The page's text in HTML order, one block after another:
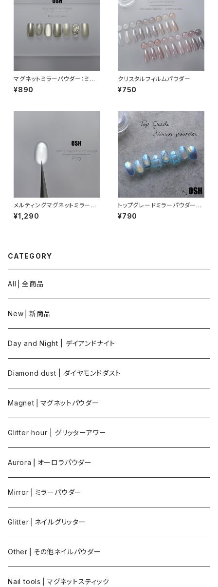
マグネットミラーパウダー：ミネ
ラルサンド
¥890
クリスタルフィルムパウダー
¥750
メルティングマグネットミラーパ
ウダーPro：シルバー
¥1,290
トップグレードミラーパウダー：
オーロラ04
¥790
CATEGORY
All⎪全商品
New⎪新商品
Day and Night | デイアンドナイト
Diamond dust | ダイヤモンドダスト
Magnet⎪マグネットパウダー
Glitter hour | グリッターアワー
Aurora⎪オーロラパウダー
Mirror⎪ミラーパウダー
Glitter⎪ネイルグリッター
Other⎪その他ネイルパウダー
Nail tools⎪マグネットスティック